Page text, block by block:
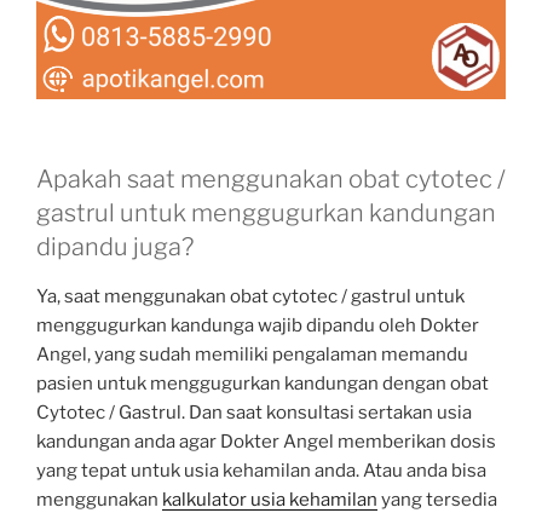
Apakah saat menggunakan obat cytotec /
gastrul untuk menggugurkan kandungan
dipandu juga?
Ya, saat menggunakan obat cytotec / gastrul untuk
menggugurkan kandunga wajib dipandu oleh Dokter
Angel, yang sudah memiliki pengalaman memandu
pasien untuk menggugurkan kandungan dengan obat
Cytotec / Gastrul. Dan saat konsultasi sertakan usia
kandungan anda agar Dokter Angel memberikan dosis
yang tepat untuk usia kehamilan anda. Atau anda bisa
menggunakan kalkulator usia kehamilan yang tersedia